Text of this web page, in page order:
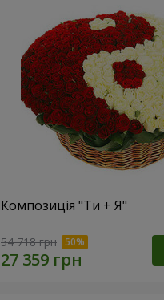
Композиція "Ти + Я"
54 718 грн